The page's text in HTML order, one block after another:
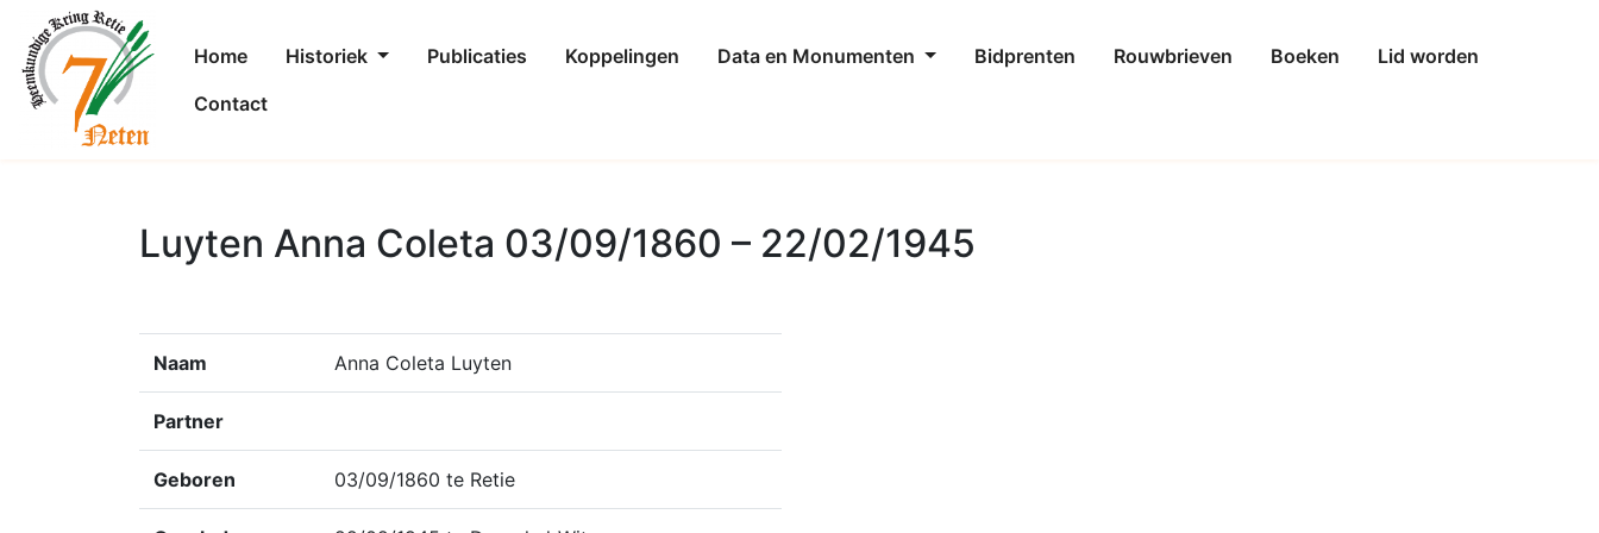
Home Historiek Publicaties Koppelingen Data en Monumenten Bidprenten Rouwbrieven Boeken
Lid worden
Contact
Luyten Anna Coleta 03/09/1860 – 22/02/1945
Naam Anna Coleta Luyten
Partner
Geboren 03/09/1860 te Retie